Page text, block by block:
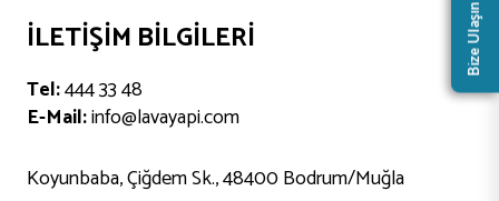
İLETIŞIM BILGILERI
Tel:444 33 48
E-Mail:info@lavayapi.com
Koyunbaba, Çiğdem Sk., 48400 Bodrum/Muğla
Bize Ulaşın